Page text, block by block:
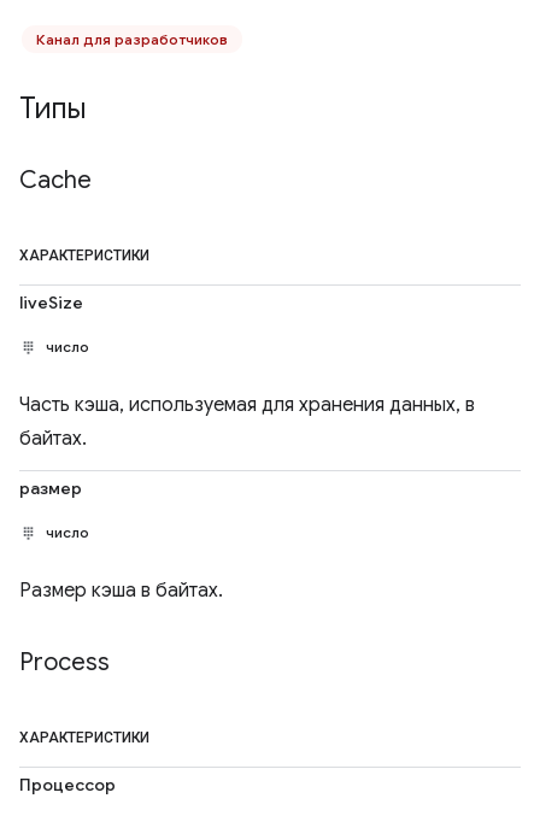
Канал для разработчиков
Типы
Cache
ХАРАКТЕРИСТИКИ
liveSize
число
Часть кэша, используемая для хранения данных, в
байтах.
размер
число
Размер кэша в байтах.
Process
ХАРАКТЕРИСТИКИ
Процессор